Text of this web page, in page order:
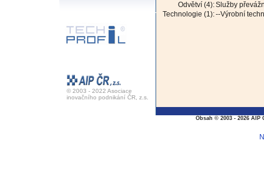
© 2003 - 2022 Asociace
inovačního podnikání ČR, z.s.
Odvětví (4):Služby
Technologie (1):--Výrobní
Obsah © 2003 - 2026